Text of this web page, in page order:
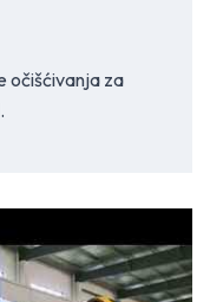
očišćivanja za